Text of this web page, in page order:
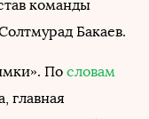
команды
Бакаев.
По словам
главная